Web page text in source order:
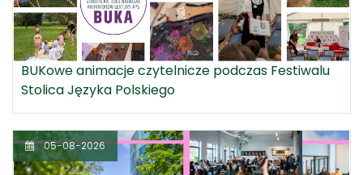
BUKowe animacje czytelnicze podczas Festiwalu
Stolica Języka Polskiego
05-08-2026